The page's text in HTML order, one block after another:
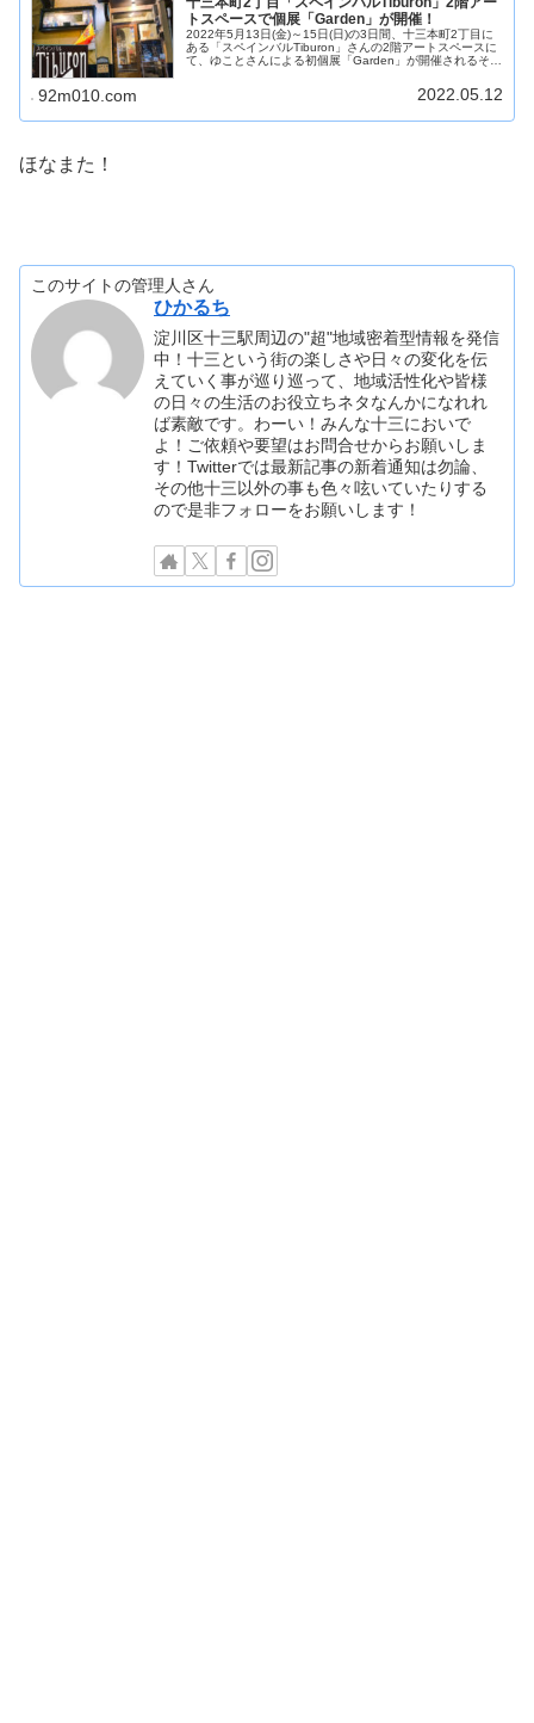
トスペースで個展「Garden」が開催！
2022年5月13日(金)～15日(日)の3日間、十三本町2丁目に
ある「スペインバルTiburon」さんの2階アートスペースに
て、ゆことさんによる初個展「Garden」が開催されるそう
92m010.com 2022.05.12
ほなまた！
このサイトの管理人さん
ひかるち
淀川区十三駅周辺の"超"地域密着型情報を発信
中！十三という街の楽しさや日々の変化を伝
えていく事が巡り巡って、地域活性化や皆様
の日々の生活のお役立ちネタなんかになれれ
ば素敵です。わーい！みんな十三においで
よ！ご依頼や要望はお問合せからお願いしま
す！Twitterでは最新記事の新着通知は勿論、
その他十三以外の事も色々呟いていたりする
ので是非フォローをお願いします！